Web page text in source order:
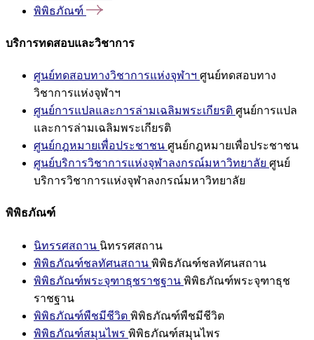
พิพิธภัณฑ์
บริการทดสอบและวิชาการ
ศูนย์ทดสอบทางวิชาการแห่งจุฬาฯ ศูนย์ทดสอบทาง
วิชาการแห่งจุฬาฯ
ศูนย์การแปลและการล่ามเฉลิมพระเกียรติ ศูนย์การแปล
และการล่ามเฉลิมพระเกียรติ
ศูนย์กฎหมายเพื่อประชาชน ศูนย์กฎหมายเพื่อประชาชน
ศูนย์บริการวิชาการแห่งจุฬาลงกรณ์มหาวิทยาลัย ศูนย์
บริการวิชาการแห่งจุฬาลงกรณ์มหาวิทยาลัย
พิพิธภัณฑ์
นิทรรศสถาน นิทรรศสถาน
พิพิธภัณฑ์ชลทัศนสถาน พิพิธภัณฑ์ชลทัศนสถาน
พิพิธภัณฑ์พระจุฑาธุชราชฐาน พิพิธภัณฑ์พระจุฑาธุช
ราชฐาน
พิพิธภัณฑ์พืชมีชีวิต พิพิธภัณฑ์พืชมีชีวิต
พิพิธภัณฑ์สมุนไพร พิพิธภัณฑ์สมุนไพร